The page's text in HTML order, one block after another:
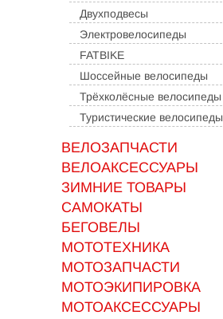
Двухподвесы
Электровелосипеды
FATBIKE
Шоссейные велосипеды
Трёхколёсные велосипеды
Туристические велосипеды
ВЕЛОЗАПЧАСТИ
ВЕЛОАКСЕССУАРЫ
ЗИМНИЕ ТОВАРЫ
САМОКАТЫ
БЕГОВЕЛЫ
МОТОТЕХНИКА
МОТОЗАПЧАСТИ
МОТОЭКИПИРОВКА
МОТОАКСЕССУАРЫ